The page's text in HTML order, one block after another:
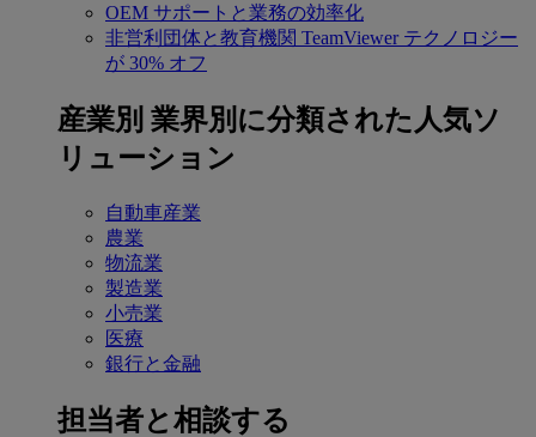
OEM サポートと業務の効率化
非営利団体と教育機関 TeamViewer テクノロジー
が 30% オフ
産業別 業界別に分類された人気ソ
リューション
自動車産業
農業
物流業
製造業
小売業
医療
銀行と金融
担当者と相談する